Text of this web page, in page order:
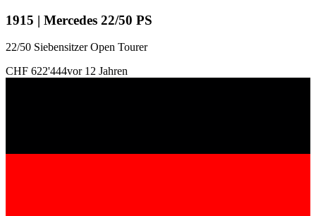
1915 | Mercedes 22/50 PS
22/50 Siebensitzer Open Tourer
CHF 622'444vor 12 Jahren